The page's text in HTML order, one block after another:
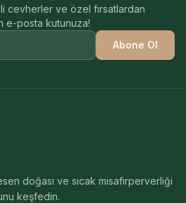
cevherler ve özel fırsatlardan
e-posta kutunuza!
Abone Ol
Explorer
doğası ve sıcak misafirperverliği
keşfedin.